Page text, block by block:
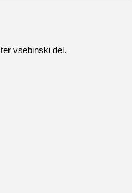
vsebinski del.